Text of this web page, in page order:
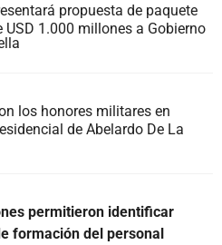
propuesta de paquete
USD 1.000 millones a Gobierno
los honores militares en
de Abelardo De La
permitieron identificar
formación del personal